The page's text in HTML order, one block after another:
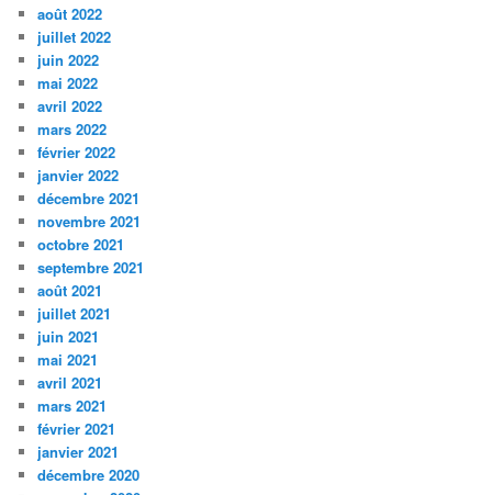
août 2022
juillet 2022
juin 2022
mai 2022
avril 2022
mars 2022
février 2022
janvier 2022
décembre 2021
novembre 2021
octobre 2021
septembre 2021
août 2021
juillet 2021
juin 2021
mai 2021
avril 2021
mars 2021
février 2021
janvier 2021
décembre 2020